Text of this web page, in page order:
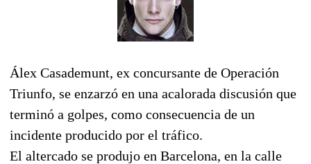
Álex Casademunt, ex concursante de Operación
Triunfo, se enzarzó en una acalorada discusión que
terminó a golpes, como consecuencia de un
incidente producido por el tráfico.
El altercado se produjo en Barcelona, en la calle